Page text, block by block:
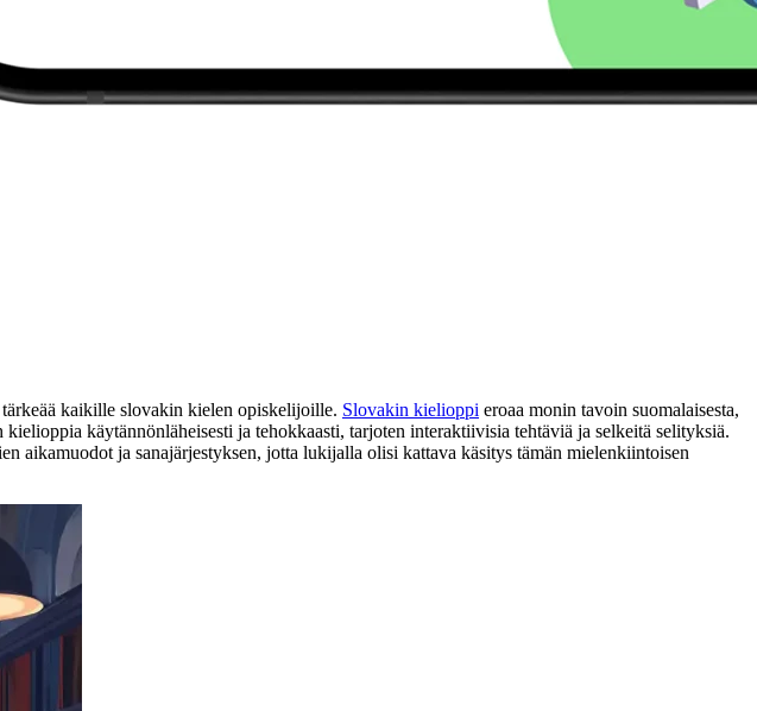
kaikille slovakin kielen opiskelijoille. Slovakin kielioppi eroaa monin tavoin suomalaisesta,
käytännönläheisesti ja tehokkaasti, tarjoten interaktiivisia tehtäviä ja selkeitä selityksiä.
aikamuodot ja sanajärjestyksen, jotta lukijalla olisi kattava käsitys tämän mielenkiintoisen